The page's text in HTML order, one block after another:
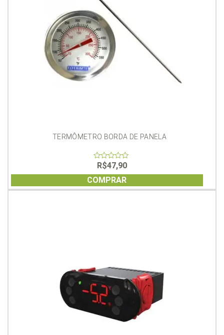
TERMÔMETRO BORDA DE PANELA
of
5
R$47,90
COMPRAR